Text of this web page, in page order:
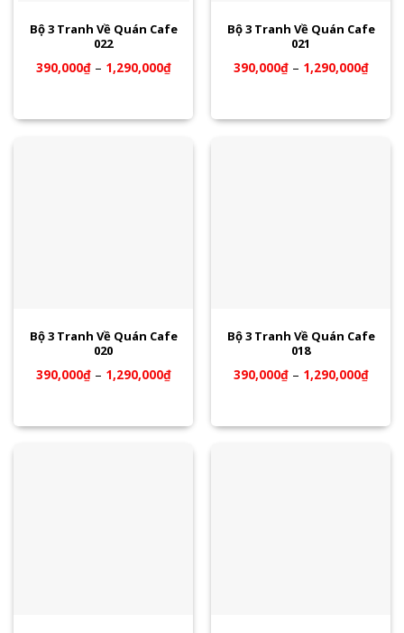
Bộ 3 Tranh Về Quán Cafe
022
390,000₫– 1,290,000₫
Bộ 3 Tranh Về Quán Cafe
021
390,000₫– 1,290,000₫
Bộ 3 Tranh Về Quán Cafe
020
390,000₫– 1,290,000₫
Bộ 3 Tranh Về Quán Cafe
018
390,000₫– 1,290,000₫